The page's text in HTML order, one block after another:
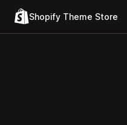
Shopify Theme Store